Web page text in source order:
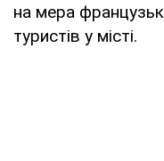
на мера
туристів у місті.